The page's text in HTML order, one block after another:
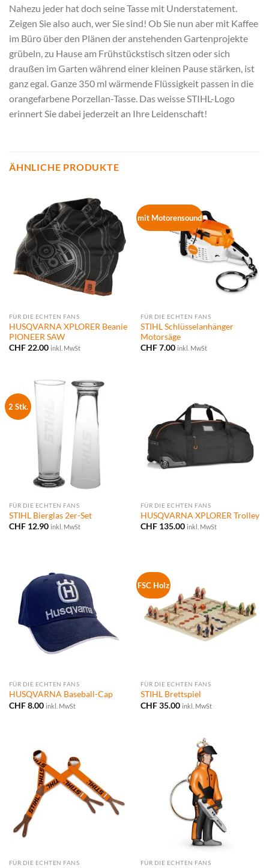
Nahezu jeder hat doch seine Tasse mit Understatement.
Zeigen Sie also auch, wer Sie sind! Ob Sie nun aber mit Kaffee
im Büro über den Plänen der anstehenden Gartenprojekte
grübeln, zu Hause am Frühstückstisch sitzen oder sich
draußen im Garten während einer kleinen Pause stärken, ist
ganz egal. Ganze 350 ml wärmende Flüssigkeit passen in die
orangefarbene Porzellan-Tasse. Das weisse STIHL-Logo
erinnert Sie dabei jederzeit an Ihre Leidenschaft!
ÄHNLICHE PRODUKTE
FÜR DIE ECHTEN FANS
HUSQVARNA XPLORER Beanie
PIONEER SAW
CHF22.00 inkl. MwSt
mit Motorensound
FÜR DIE ECHTEN FANS
STIHL Schlüsselanhänger
Motorsäge
CHF7.00 inkl. MwSt
2 Stk.
FÜR DIE ECHTEN FANS
STIHL Bierglas 2er-Set
CHF12.90 inkl. MwSt
FÜR DIE ECHTEN FANS
HUSQVARNA XPLORER Trolley
CHF135.00 inkl. MwSt
FÜR DIE ECHTEN FANS
HUSQVARNA Baseball-Cap
CHF8.00 inkl. MwSt
FSC Holz
FÜR DIE ECHTEN FANS
STIHL Brettspiel
CHF35.00 inkl. MwSt
FÜR DIE ECHTEN FANS FÜR DIE ECHTEN FANS